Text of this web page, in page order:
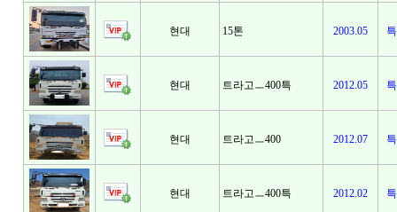
현대 15톤 2003.05
현대 트라고ㅡ400특 2012.05
현대 트라고ㅡ400 2012.07
현대 트라고ㅡ400특 2012.02